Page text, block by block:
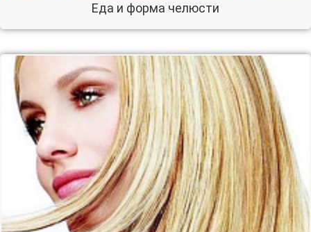
Еда и форма челюсти